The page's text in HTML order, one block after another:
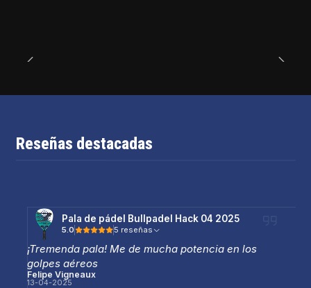
Reseñas destacadas
Pala de pádel Bullpadel Hack 04 2025
5.0 5 reseñas
¡Tremenda pala! Me de mucha potencia en los
golpes aéreos
Felipe Vigneaux
13-04-2025